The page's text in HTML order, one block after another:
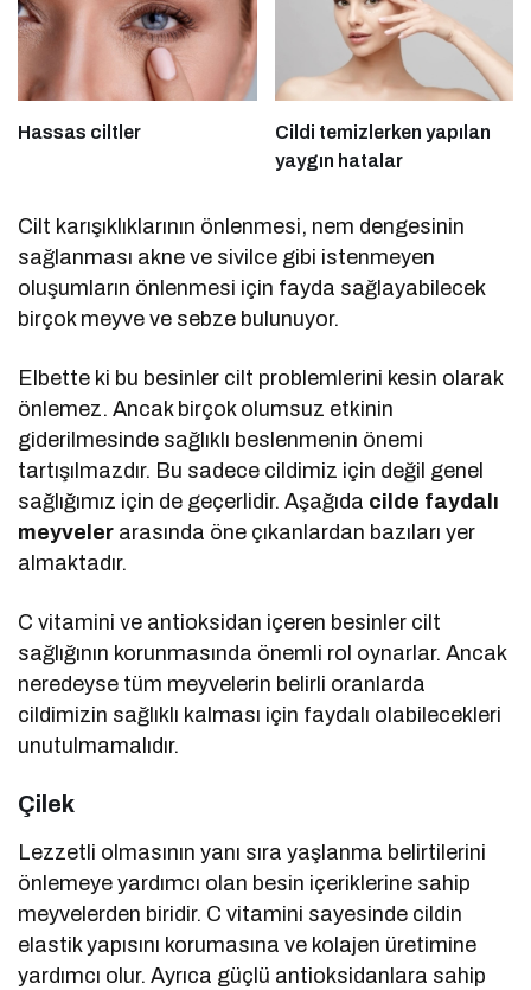
Hassas ciltler
Cildi temizlerken yapılan
yaygın hatalar
Cilt karışıklıklarının önlenmesi, nem dengesinin
sağlanması akne ve sivilce gibi istenmeyen
oluşumların önlenmesi için fayda sağlayabilecek
birçok meyve ve sebze bulunuyor.
Elbette ki bu besinler cilt problemlerini kesin olarak
önlemez. Ancak birçok olumsuz etkinin
giderilmesinde sağlıklı beslenmenin önemi
tartışılmazdır. Bu sadece cildimiz için değil genel
sağlığımız için de geçerlidir. Aşağıda cilde faydalı
meyveler arasında öne çıkanlardan bazıları yer
almaktadır.
C vitamini ve antioksidan içeren besinler cilt
sağlığının korunmasında önemli rol oynarlar. Ancak
neredeyse tüm meyvelerin belirli oranlarda
cildimizin sağlıklı kalması için faydalı olabilecekleri
unutulmamalıdır.
Çilek
Lezzetli olmasının yanı sıra yaşlanma belirtilerini
önlemeye yardımcı olan besin içeriklerine sahip
meyvelerden biridir. C vitamini sayesinde cildin
elastik yapısını korumasına ve kolajen üretimine
yardımcı olur. Ayrıca güçlü antioksidanlara sahip